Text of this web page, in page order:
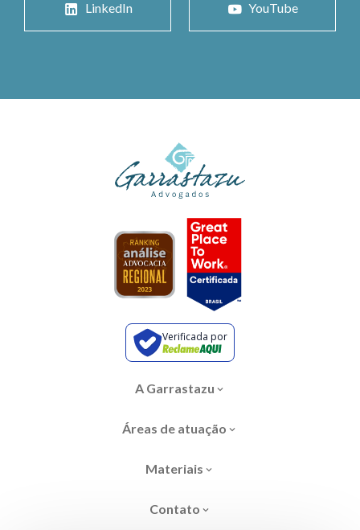
LinkedIn YouTube
Verificada por
A Garrastazu
Áreas de atuação
Materiais
Contato